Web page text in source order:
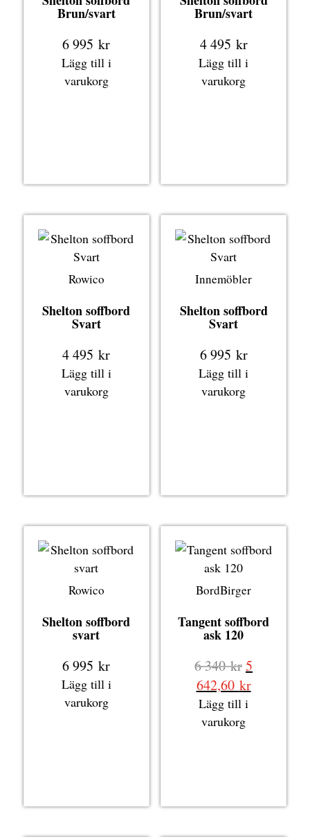
Brun/svart
6 995kr
Lägg till i
varukorg
Brun/svart
4 495 kr
Lägg till i
varukorg
Rowico
Shelton soffbord
Svart
4 495kr
Lägg till i
varukorg
Innemöbler
Shelton soffbord
Svart
6 995 kr
Lägg till i
varukorg
Rowico
Shelton soffbord
svart
6 995kr
Lägg till i
varukorg
BordBirger
Tangent soffbord
ask 120
6 340krDet
priset
var:
5
642,60 krDet
Lägg till i
varukorg